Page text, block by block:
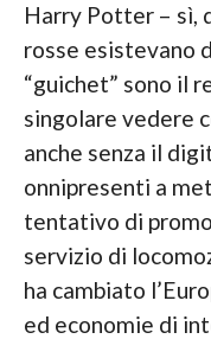
Harry Potter – sì,
rosse esistevano
“guichet” sono il
singolare vedere
anche senza il
onnipresenti a
tentativo di
servizio di
ha cambiato
ed economie di